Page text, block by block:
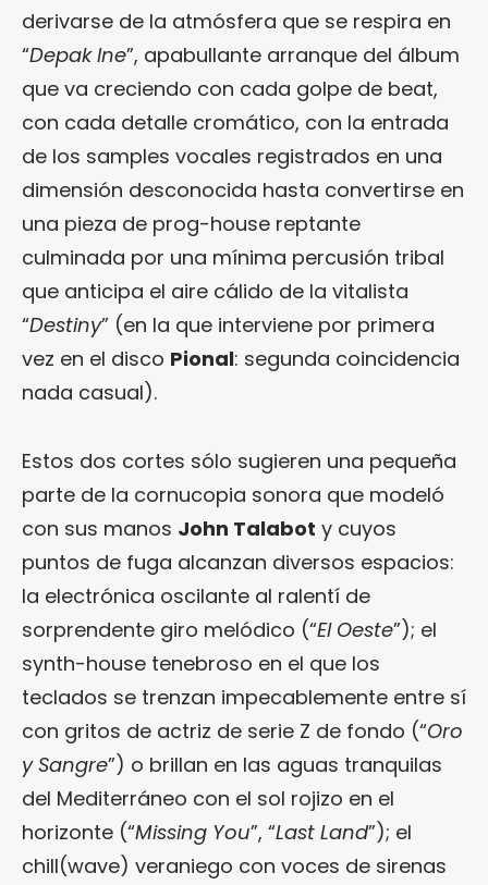
derivarse de la atmósfera que se respira en
“Depak Ine”, apabullante arranque del álbum
que va creciendo con cada golpe de beat,
con cada detalle cromático, con la entrada
de los samples vocales registrados en una
dimensión desconocida hasta convertirse en
una pieza de prog-house reptante
culminada por una mínima percusión tribal
que anticipa el aire cálido de la vitalista
“Destiny” (en la que interviene por primera
vez en el disco Pional: segunda coincidencia
nada casual).
Estos dos cortes sólo sugieren una pequeña
parte de la cornucopia sonora que modeló
con sus manos John Talabot y cuyos
puntos de fuga alcanzan diversos espacios:
la electrónica oscilante al ralentí de
sorprendente giro melódico (“El Oeste”); el
synth-house tenebroso en el que los
teclados se trenzan impecablemente entre sí
con gritos de actriz de serie Z de fondo (“Oro
y Sangre”) o brillan en las aguas tranquilas
del Mediterráneo con el sol rojizo en el
horizonte (“Missing You”, “Last Land”); el
chill(wave) veraniego con voces de sirenas